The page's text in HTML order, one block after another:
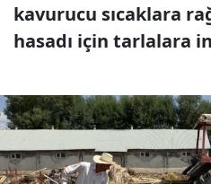
kavurucu sıcaklara
hasadı için tarlalara